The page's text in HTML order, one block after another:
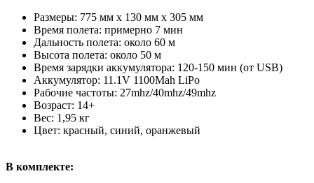
Размеры: 775 мм x 130 мм x 305 мм
Время полета: примерно 7 мин
Дальность полета: около 60 м
Высота полета: около 50 м
Время зарядки аккумулятора: 120-150 мин (от USB)
Аккумулятор: 11.1V 1100Mah LiPo
Рабочие частоты: 27mhz/40mhz/49mhz
Возраст: 14+
Вес: 1,95 кг
Цвет: красный, синий, оранжевый
В комплекте: